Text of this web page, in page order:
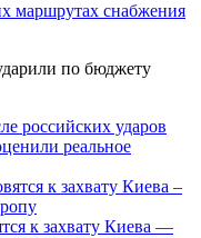
маршрутах снабжения
по бюджету
российских ударов
реальное
к захвату Киева —